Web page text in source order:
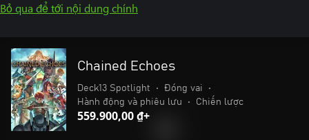
Bỏ qua để tới nội dung chính
Chained Echoes
Deck13 Spotlight • Đóng vai
•
Hành động và phiêu lưu
• Chiến lược
559.900,00 ₫+